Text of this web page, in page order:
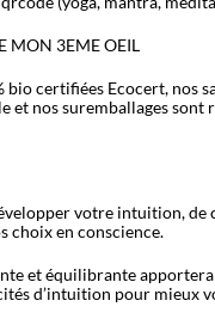
MON 3EME OEIL
bio certifiées Ecocert, nos
et nos suremballages sont
votre intuition, de
choix en conscience.
et équilibrante
d’intuition pour mieux